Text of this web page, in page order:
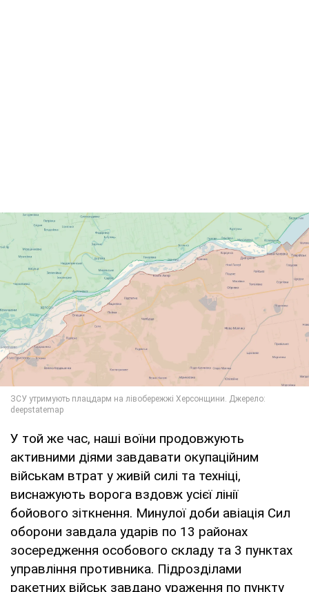
У той же час, наші воїни продовжують
активними діями завдавати окупаційним
військам втрат у живій силі та техніці,
виснажують ворога вздовж усієї лінії
бойового зіткнення. Минулої доби авіація Сил
оборони завдала ударів по 13 районах
зосередження особового складу та 3 пунктах
управління противника. Підрозділами
ракетних військ завдано ураження по пункту